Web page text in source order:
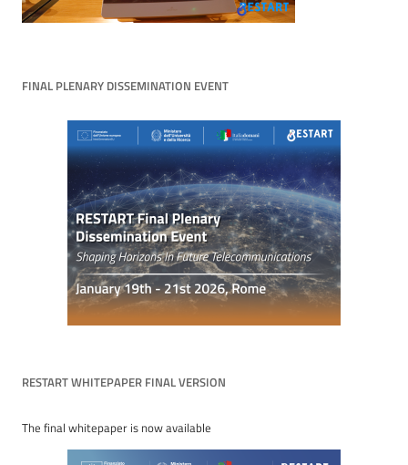
FINAL PLENARY DISSEMINATION EVENT
RESTART WHITEPAPER FINAL VERSION
The final whitepaper is now available